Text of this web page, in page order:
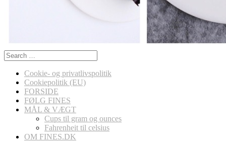
Search
for:
Cookie- og privatlivspolitik
Cookiepolitik (EU)
FORSIDE
FØLG FINES
MÅL & VÆGT
Cups til gram og ounces
Fahrenheit til celsius
OM FINES.DK